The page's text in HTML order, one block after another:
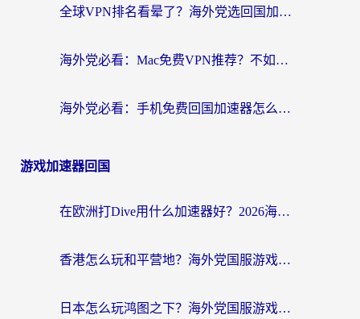
全球VPN排名看晕了？海外党选回国加速器的实用指南（附真实对比）
海外党必看：Mac免费VPN推荐？不如选对回国加速器，秒连国内资源不踩坑
海外党必看：手机免费回国加速器怎么选？3个维度帮你避开坑，无缝刷国内资源
游戏加速器回国
在欧洲打Dive用什么加速器好？2026海外玩家国服游戏加速全攻略
香港怎么玩和平营地？海外党国服游戏加速全攻略（附地铁逃生流放之路手游解决方案）
日本怎么玩鸿图之下？海外党国服游戏畅玩指南（附黎明觉醒RO爱国服解决方案）